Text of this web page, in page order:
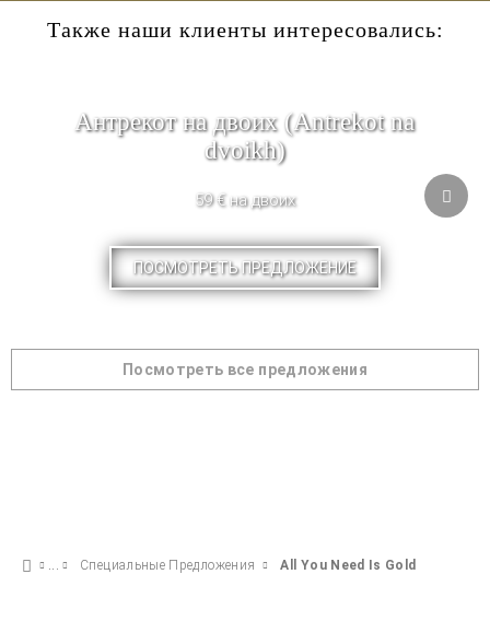
Также наши клиенты интересовались:
Антрекот на двоих (Antrekot na
dvoikh)
59 € на двоих
ПОСМОТРЕТЬ ПРЕДЛОЖЕНИЕ
Посмотреть все предложения
Специальные Предложения All You Need Is Gold